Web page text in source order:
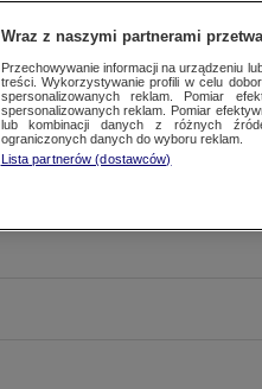
Wraz z naszymi partnerami
Przechowywanie informacji na urządzeniu
treści. Wykorzystywanie profili w celu
spersonalizowanych reklam. Pomiar
spersonalizowanych reklam. Pomiar
lub kombinacji danych z różnych
ograniczonych danych do wyboru reklam.
Lista partnerów (dostawców)